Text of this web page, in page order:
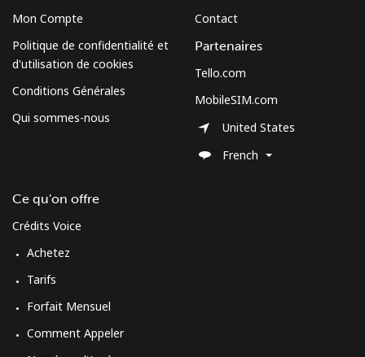
Mon Compte
Politique de confidentialité et
d'utilisation de cookies
Conditions Générales
Qui sommes-nous
Ce qu'on offre
Crédits Voice
Achetez
Tarifs
Forfait Mensuel
Comment Appeler
Contact
Partenaires
Tello.com
MobileSIM.com
United States
French